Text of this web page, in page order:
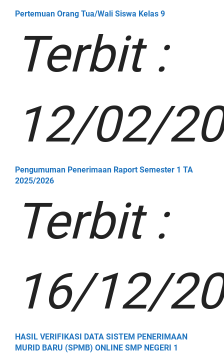
Pertemuan Orang Tua/Wali Siswa Kelas 9
Terbit :
12/02/
Pengumuman Penerimaan Raport Semester 1 TA
2025/2026
Terbit :
16/12/
HASIL VERIFIKASI DATA SISTEM PENERIMAAN
MURID BARU (SPMB) ONLINE SMP NEGERI 1